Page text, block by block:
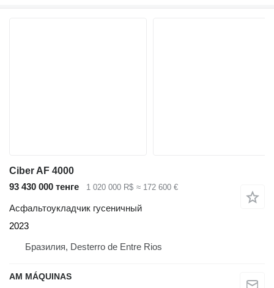
Ciber AF 4000
93 430 000 тенге
1 020 000 R$ ≈ 172 600 €
Асфальтоукладчик гусеничный
2023
Бразилия, Desterro de Entre Rios
AM MÁQUINAS